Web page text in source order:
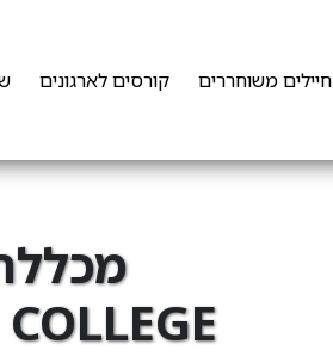
קורסים לארגונים חיילים משוחררים